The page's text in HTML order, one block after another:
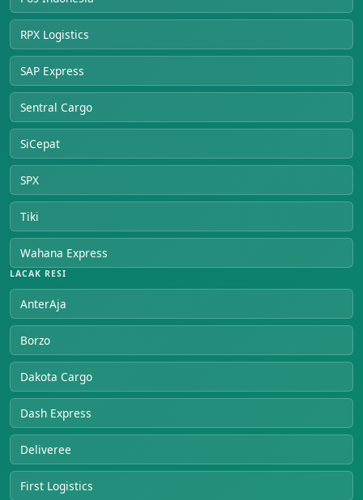
RPX Logistics
SAP Express
Sentral Cargo
SiCepat
SPX
Tiki
Wahana Express
LACAK RESI
AnterAja
Borzo
Dakota Cargo
Dash Express
Deliveree
First Logistics